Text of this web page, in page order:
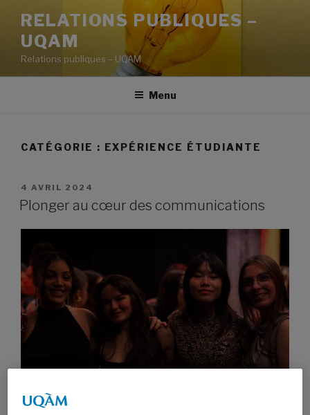
contenu
principal
RELATIONS PUBLIQUES –
UQAM
Relations publiques – UQAM
Menu
CATÉGORIE : EXPÉRIENCE ÉTUDIANTE
PUBLIÉ
LE
4 AVRIL 2024
Plonger au cœur des communications